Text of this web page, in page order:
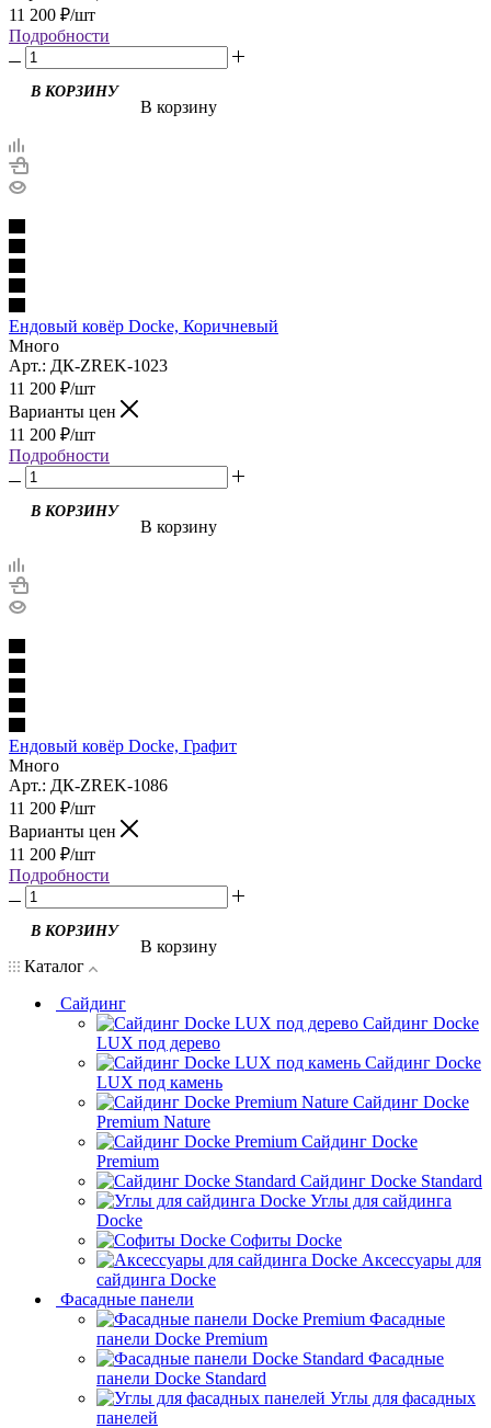
11 200 ₽/шт
Подробности
В корзину
Ендовый ковёр Docke, Коричневый
Много
Арт.: ДК-ZREK-1023
11 200 ₽/шт
Варианты цен
11 200 ₽/шт
Подробности
В корзину
Ендовый ковёр Docke, Графит
Много
Арт.: ДК-ZREK-1086
11 200 ₽/шт
Варианты цен
11 200 ₽/шт
Подробности
В корзину
Каталог
Сайдинг
Сайдинг Docke
LUX под дерево
Сайдинг Docke
LUX под камень
Сайдинг Docke
Premium Nature
Сайдинг Docke
Premium
Сайдинг Docke Standard
Углы для сайдинга
Docke
Софиты Docke
Аксессуары для
сайдинга Docke
Фасадные панели
Фасадные
панели Docke Premium
Фасадные
панели Docke Standard
Углы для фасадных
панелей